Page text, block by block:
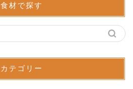
食材で探す
カテゴリー